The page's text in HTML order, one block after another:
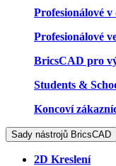
Profesionálové
Profesionálové
BricsCAD pro
Students &
Koncoví
Sady nástrojů BricsCAD
2D Kreslení